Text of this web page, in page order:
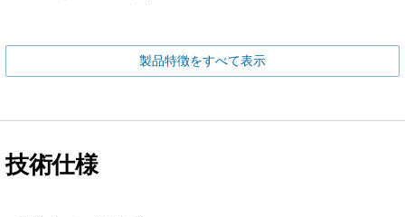
製品特徴をすべて表示
技術仕様